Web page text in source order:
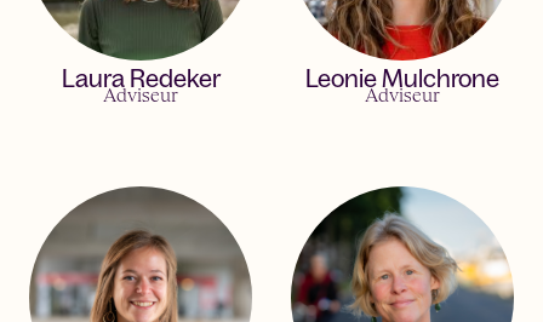
Laura Redeker
Adviseur
Leonie Mulchrone
Adviseur